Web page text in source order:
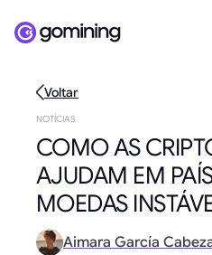
Voltar
NOTÍCIAS
COMO AS
AJUDAM EM
MOEDAS
Aimara García